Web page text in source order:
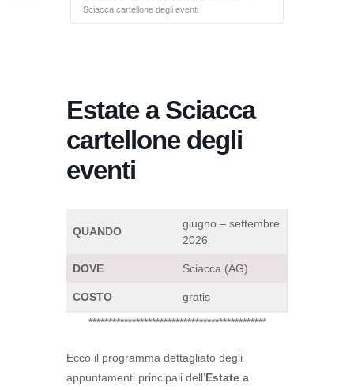
Sciacca cartellone degli eventi
Estate a Sciacca
cartellone degli
eventi
QUANDO
giugno – settembre
2026
DOVE Sciacca (AG)
COSTO
gratis
*********************************************
Ecco il programma dettagliato degli
appuntamenti principali dell’Estate a